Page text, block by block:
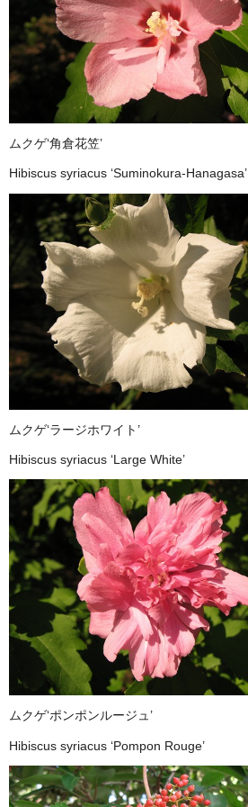
ムクゲ‘角倉花笠’
Hibiscus syriacus ‘Suminokura-Hanagasa’
ムクゲ‘ラージホワイト’
Hibiscus syriacus ‘Large White’
ムクゲ‘ポンポンルージュ’
Hibiscus syriacus ‘Pompon Rouge’